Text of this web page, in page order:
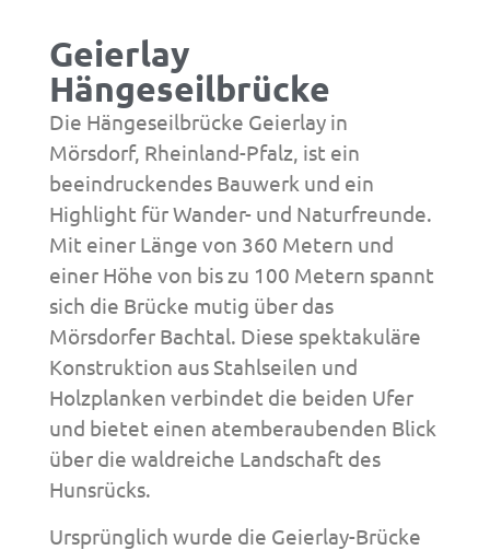
Geierlay
Hängeseilbrücke
Die Hängeseilbrücke Geierlay in
Mörsdorf, Rheinland-Pfalz, ist ein
beeindruckendes Bauwerk und ein
Highlight für Wander- und Naturfreunde.
Mit einer Länge von 360 Metern und
einer Höhe von bis zu 100 Metern spannt
sich die Brücke mutig über das
Mörsdorfer Bachtal. Diese spektakuläre
Konstruktion aus Stahlseilen und
Holzplanken verbindet die beiden Ufer
und bietet einen atemberaubenden Blick
über die waldreiche Landschaft des
Hunsrücks.
Ursprünglich wurde die Geierlay-Brücke